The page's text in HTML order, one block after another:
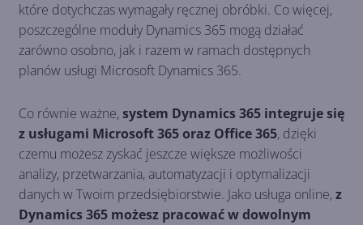
które dotychczas wymagały ręcznej obróbki. Co więcej,
poszczególne moduły Dynamics 365 mogą działać
zarówno osobno, jak i razem w ramach dostępnych
planów usługi Microsoft Dynamics 365.
Co równie ważne,system Dynamics 365 integruje się
z usługami Microsoft 365 oraz Office 365, dzięki
czemu możesz zyskać jeszcze większe możliwości
analizy, przetwarzania, automatyzacji i optymalizacji
danych w Twoim przedsiębiorstwie. Jako usługa online,z
Dynamics 365 możesz pracować w dowolnym